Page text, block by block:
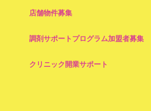
店舗物件募集
調剤サポートプログラム加盟者募集
クリニック開業サポート